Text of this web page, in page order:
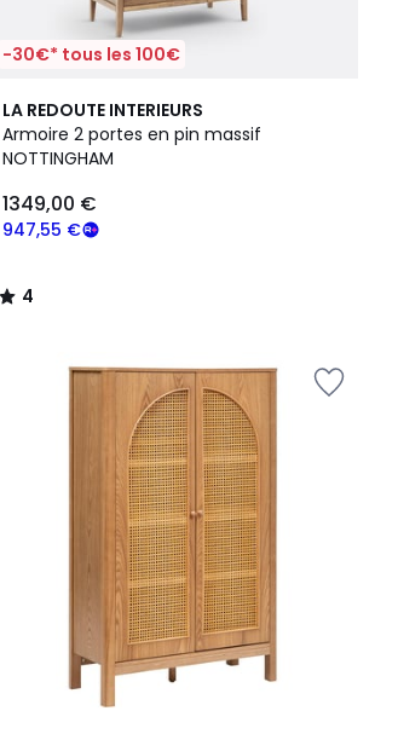
-30€* tous les 100€
LA REDOUTE INTERIEURS
Armoire 2 portes en pin massif
NOTTINGHAM
947,55 €
1349,00 €
4
/
5
4
/